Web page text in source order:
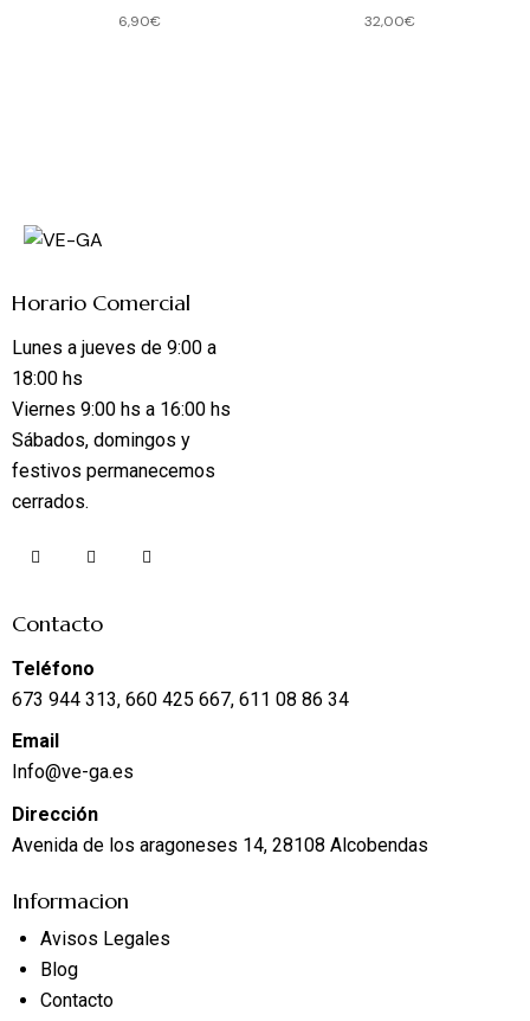
6,90€ 32,00€
Horario Comercial
Lunes a jueves de 9:00 a
18:00 hs
Viernes 9:00 hs a 16:00 hs
Sábados, domingos y
festivos permanecemos
cerrados.
Contacto
Teléfono
673 944 313, 660 425 667, 611 08 86 34
Email
Info@ve-ga.es
Dirección
Avenida de los aragoneses 14, 28108 Alcobendas
Informacion
Avisos Legales
Blog
Contacto